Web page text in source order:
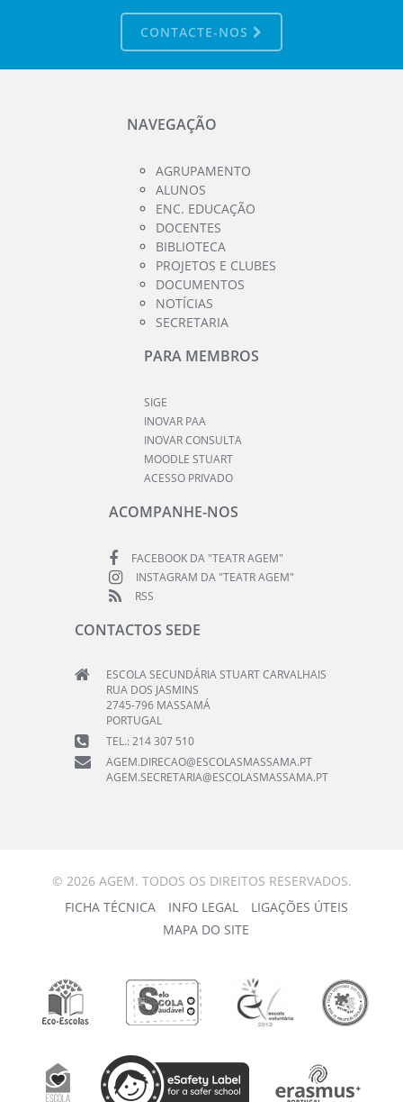
CONTACTE-NOS
NAVEGAÇÃO
AGRUPAMENTO
ALUNOS
ENC. EDUCAÇÃO
DOCENTES
BIBLIOTECA
PROJETOS E CLUBES
DOCUMENTOS
NOTÍCIAS
SECRETARIA
PARA MEMBROS
SIGE
INOVAR PAA
INOVAR CONSULTA
MOODLE STUART
ACESSO PRIVADO
ACOMPANHE-NOS
FACEBOOK DA "TEATR AGEM"
INSTAGRAM DA "TEATR AGEM"
RSS
CONTACTOS SEDE
ESCOLA SECUNDÁRIA STUART CARVALHAIS
RUA DOS JASMINS
2745-796 MASSAMÁ
PORTUGAL
TEL.: 214 307 510
AGEM.DIRECAO@ESCOLASMASSAMA.PT
AGEM.SECRETARIA@ESCOLASMASSAMA.PT
© 2026 AGEM. TODOS OS DIREITOS RESERVADOS.
FICHA TÉCNICA
INFO LEGAL
LIGAÇÕES ÚTEIS
MAPA DO SITE